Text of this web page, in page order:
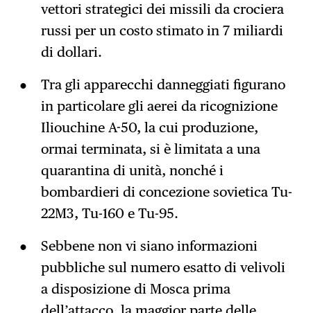
vettori strategici dei missili da crociera
russi per un costo stimato in 7 miliardi
di dollari.
Tra gli apparecchi danneggiati figurano
in particolare gli aerei da ricognizione
Iliouchine A-50, la cui produzione,
ormai terminata, si è limitata a una
quarantina di unità, nonché i
bombardieri di concezione sovietica Tu-
22M3, Tu-160 e Tu-95.
Sebbene non vi siano informazioni
pubbliche sul numero esatto di velivoli
a disposizione di Mosca prima